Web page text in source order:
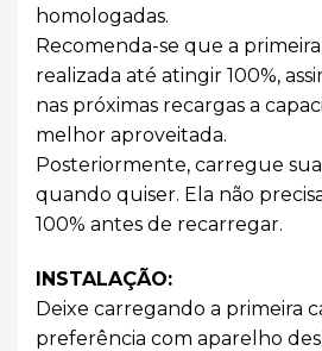
homologadas.
Recomenda-se que a
realizada até atingir 100%,
nas próximas recargas a
melhor aproveitada.
Posteriormente, carregue
quando quiser. Ela não
100% antes de recarregar.
INSTALAÇÃO:
Deixe carregando a primeira
preferência com aparelho